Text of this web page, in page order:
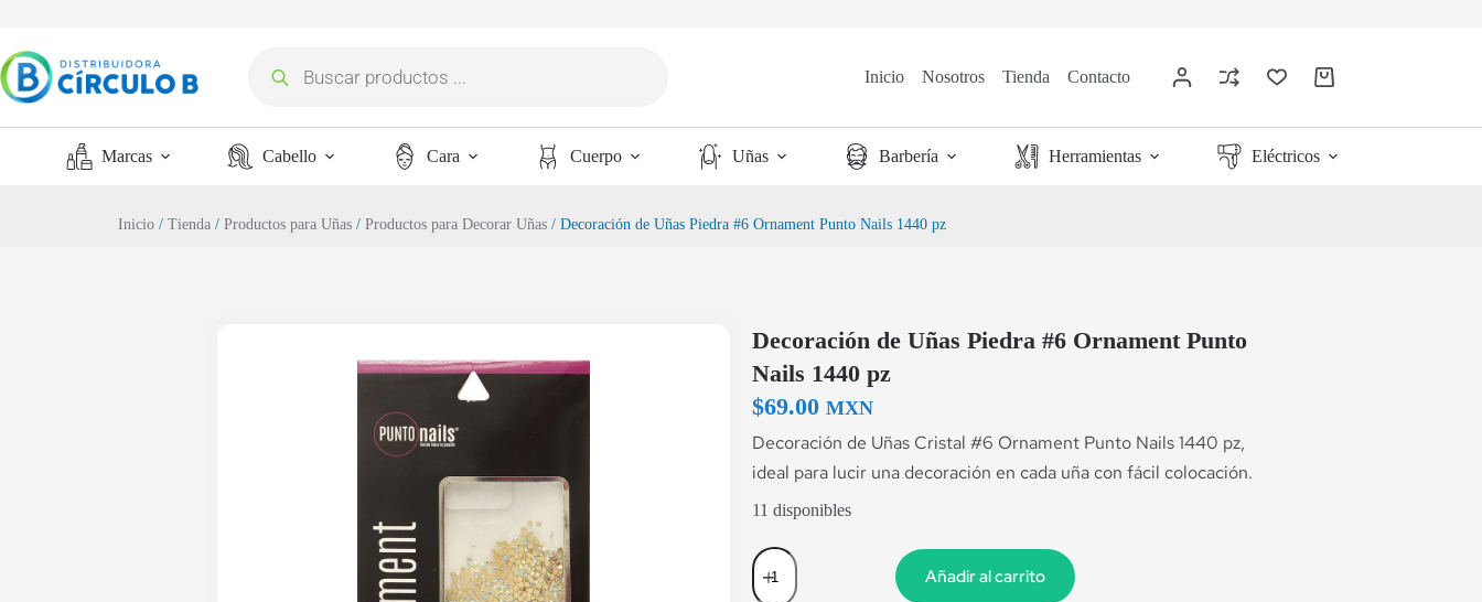
Inicio Nosotros Tienda Contacto
Marcas Cabello Cara Cuerpo Uñas Barbería Herramientas Eléctricos
Inicio /Tienda /Productos para Uñas /Productos para Decorar Uñas / Decoración de Uñas Piedra #6 Ornament Punto Nails 1440 pz
Decoración de Uñas Piedra #6 Ornament Punto
Nails 1440 pz
$69.00 MXN
Decoración de Uñas Cristal #6 Ornament Punto Nails 1440 pz,
ideal para lucir una decoración en cada uña con fácil colocación.
11 disponibles
Añadir al carrito